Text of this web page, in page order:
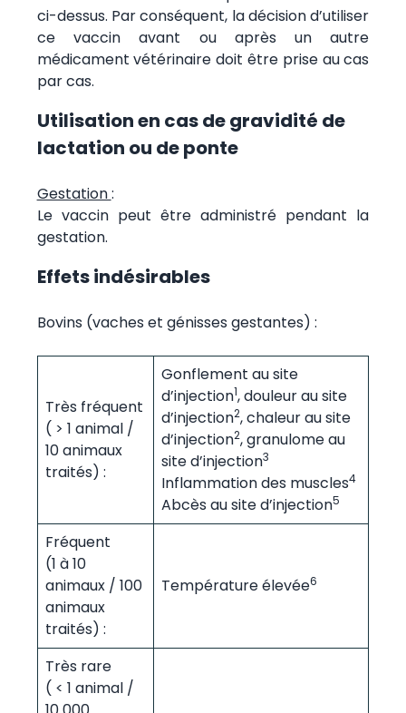
ci-dessus. Par conséquent, la décision d’utiliser
ce vaccin avant ou après un autre
médicament vétérinaire doit être prise au cas
par cas.
Utilisation en cas de gravidité de
lactation ou de ponte
Gestation:
Le vaccin peut être administré pendant la
gestation.
Effets indésirables
Bovins (vaches et génisses gestantes) :
Très fréquent
( > 1 animal /
10 animaux
traités) :
Gonflement au site
d’injection1, douleur au site
d’injection2, chaleur au site
d’injection2, granulome au
site d’injection3
Inflammation des muscles4
Abcès au site d’injection5
Fréquent
(1 à 10
animaux / 100
animaux
traités) :
Température élevée6
Très rare
( < 1 animal /